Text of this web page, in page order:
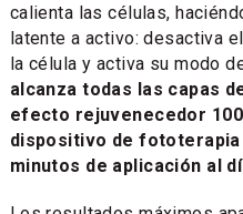
calienta las células,
latente a activo: desactiva
la célula y activa su modo
alcanza todas las capas
efecto rejuvenecedor
dispositivo de
minutos de aplicación al